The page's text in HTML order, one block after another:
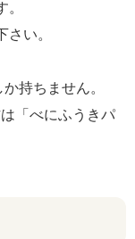
い。
持ちません。
「べにふうきパ